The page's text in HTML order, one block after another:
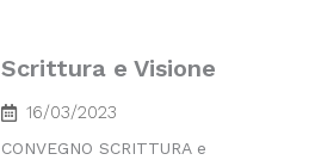
Scrittura e Visione
16/03/2023
CONVEGNO SCRITTURA e